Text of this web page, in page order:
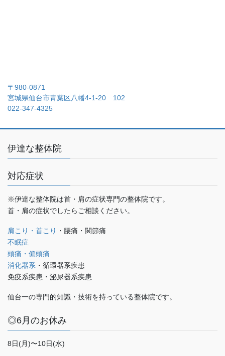
〒980-0871
宮城県仙台市青葉区八幡4-1-20 102
022-347-4325
伊達な整体院
対応症状
※伊達な整体院は首・肩の症状専門の整体院です。
首・肩の症状でしたらご相談ください。
肩こり・首こり ・腰痛・関節痛
不眠症
頭痛・偏頭痛
消化器系 ・循環器系疾患
免疫系疾患・泌尿器系疾患
仙台一の専門的知識・技術を持っている整体院です。
◎6月のお休み
8日(月)〜10日(水)